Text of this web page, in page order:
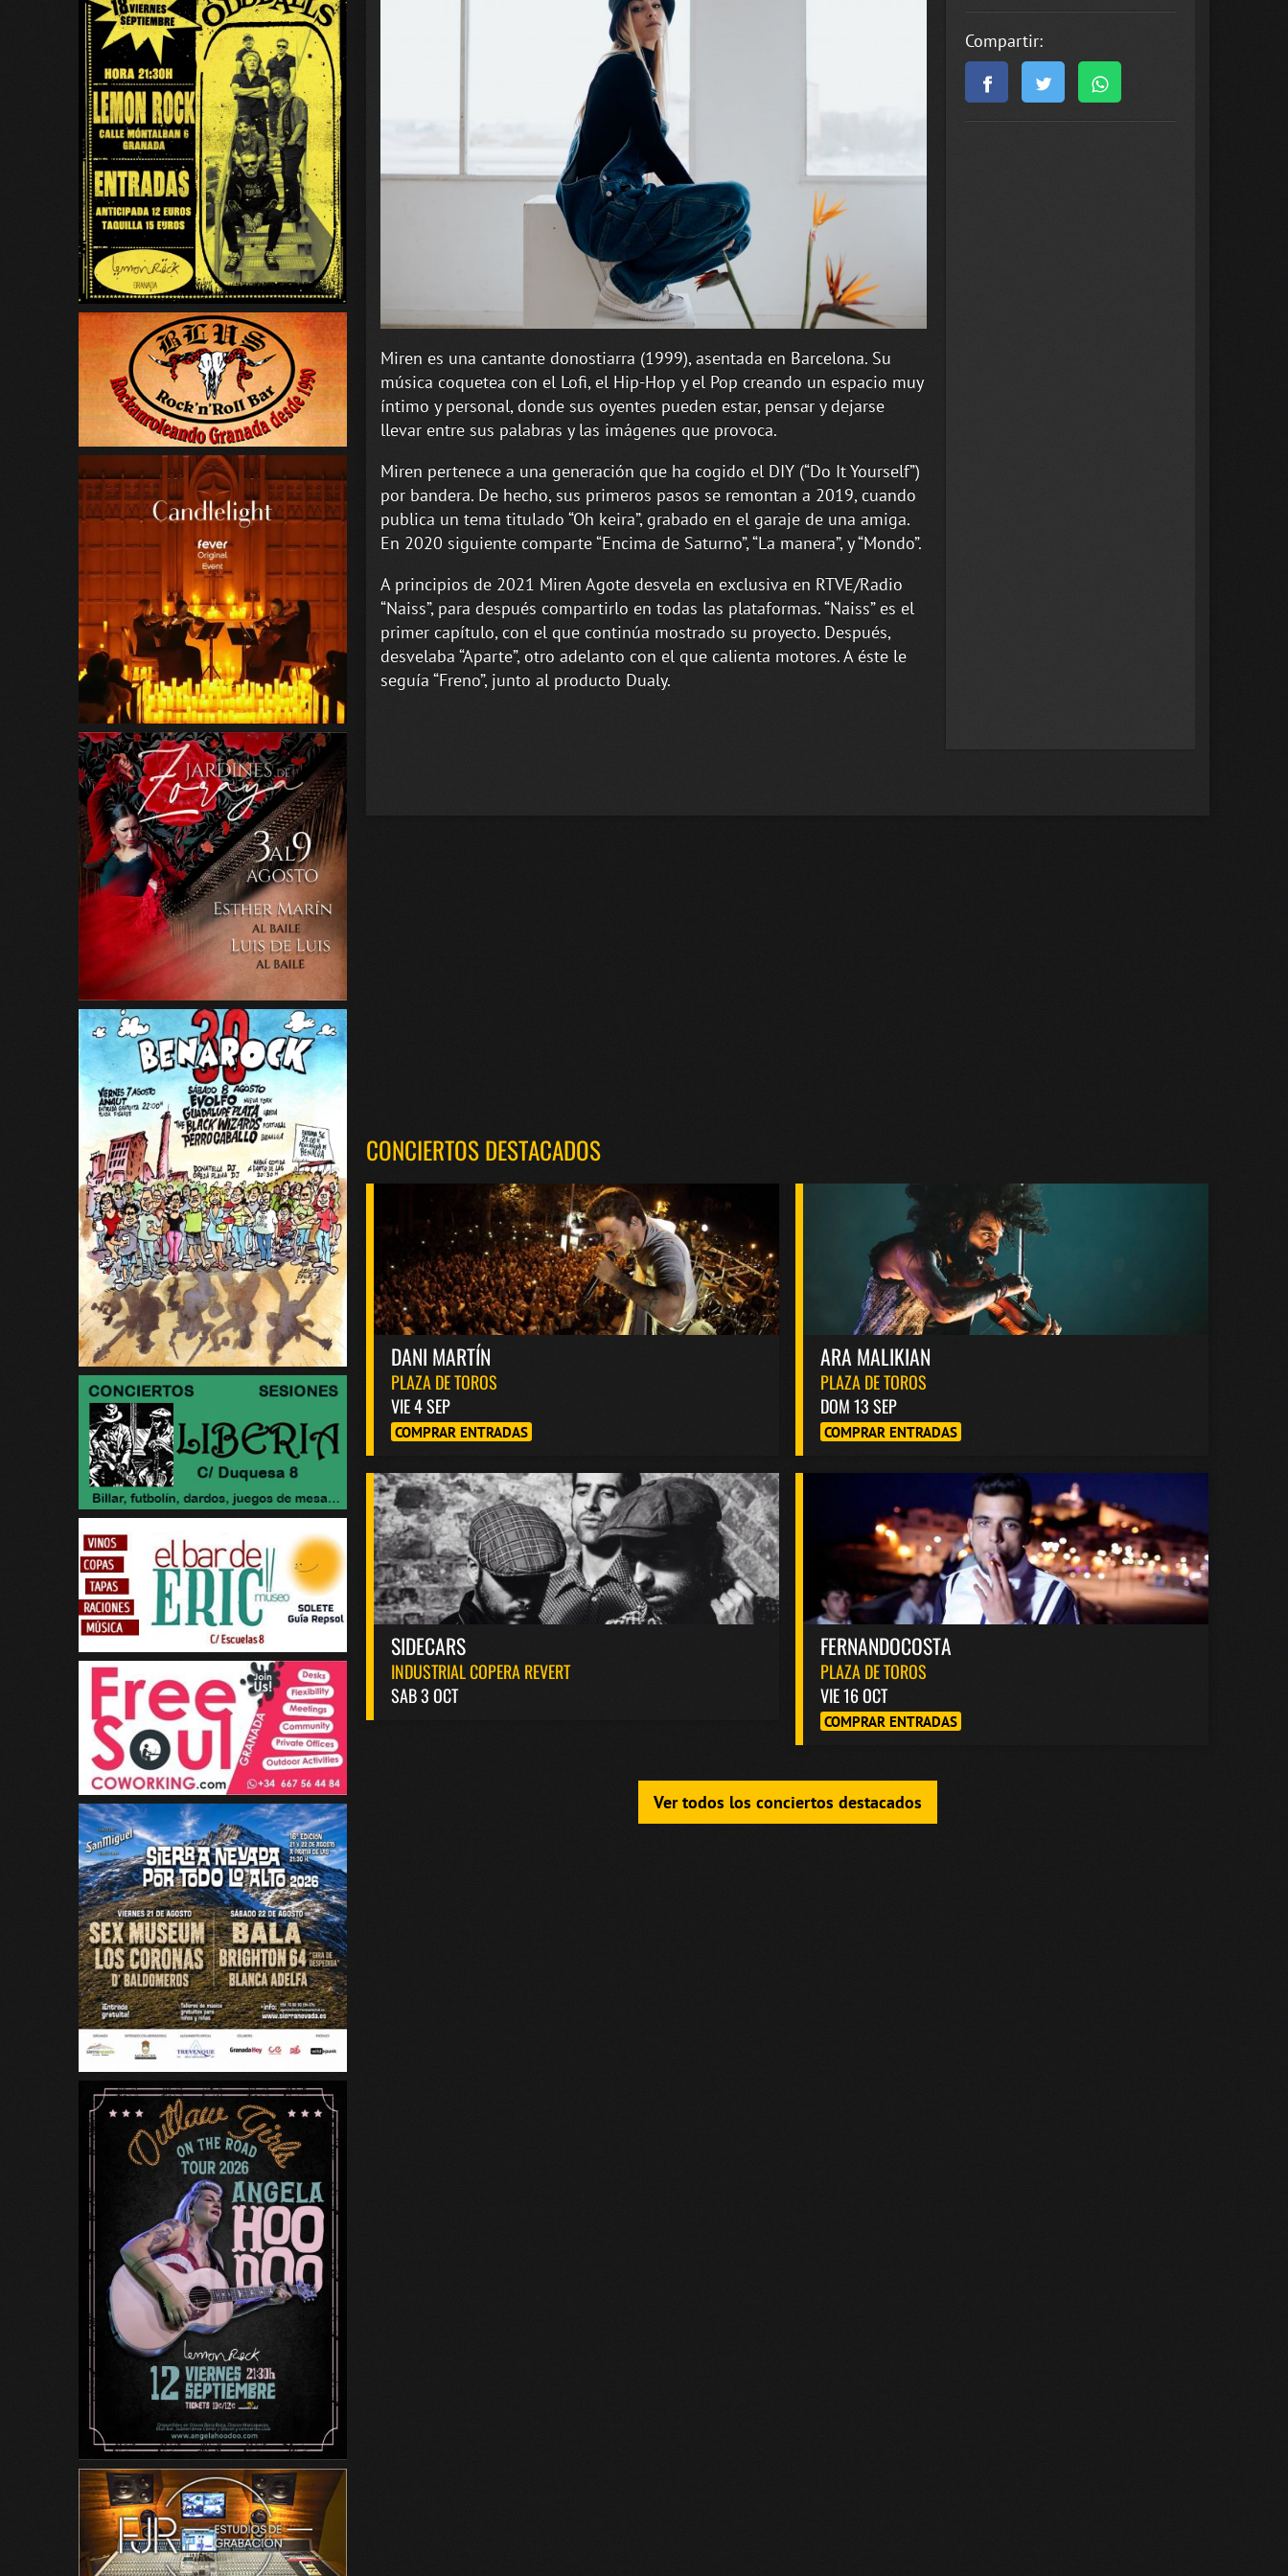
Compartir:
Miren es una cantante donostiarra (1999), asentada en Barcelona. Su
música coquetea con el Lofi, el Hip-Hop y el Pop creando un espacio muy
íntimo y personal, donde sus oyentes pueden estar, pensar y dejarse
llevar entre sus palabras y las imágenes que provoca.
Miren pertenece a una generación que ha cogido el DIY (“Do It Yourself”)
por bandera. De hecho, sus primeros pasos se remontan a 2019, cuando
publica un tema titulado “Oh keira”, grabado en el garaje de una amiga.
En 2020 siguiente comparte “Encima de Saturno”, “La manera”, y “Mondo”.
A principios de 2021 Miren Agote desvela en exclusiva en RTVE/Radio
“Naiss”, para después compartirlo en todas las plataformas. “Naiss” es el
primer capítulo, con el que continúa mostrado su proyecto. Después,
desvelaba “Aparte”, otro adelanto con el que calienta motores. A éste le
seguía “Freno”, junto al producto Dualy.
CONCIERTOS DESTACADOS
DANI MARTÍN
PLAZA DE TOROS
VIE 4 SEP
COMPRAR ENTRADAS
ARA MALIKIAN
PLAZA DE TOROS
DOM 13 SEP
COMPRAR ENTRADAS
SIDECARS
INDUSTRIAL COPERA REVERT
SAB 3 OCT
FERNANDOCOSTA
PLAZA DE TOROS
VIE 16 OCT
COMPRAR ENTRADAS
Ver todos los conciertos destacados